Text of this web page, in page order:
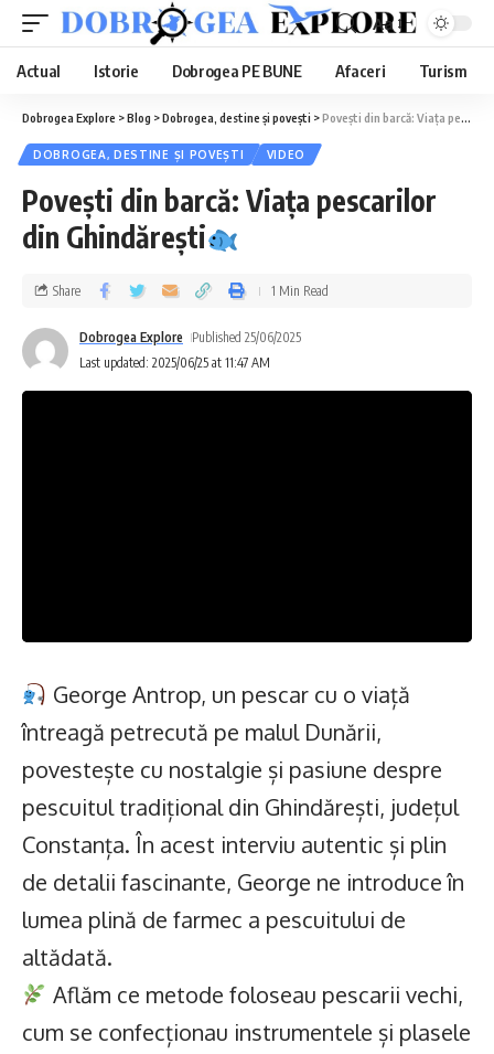
Aa
Actual Istorie Dobrogea PE BUNE Afaceri Turism
Dobrogea Explore >Blog >Dobrogea, destine și povești >Povești din barcă: Viața pescarilor din Ghindărești
DOBROGEA, DESTINE ȘI POVEȘTI VIDEO
Povești din barcă: Viața pescarilor
din Ghindărești
Last updated: 2025/06/25 at 11:47 AM
Dobrogea Explore Published 25/06/2025
Share 1 Min Read
George Antrop, un pescar cu o viață
întreagă petrecută pe malul Dunării,
povestește cu nostalgie și pasiune despre
pescuitul tradițional din Ghindărești, județul
Constanța. În acest interviu autentic și plin
de detalii fascinante, George ne introduce în
lumea plină de farmec a pescuitului de
altădată.
Aflăm ce metode foloseau pescarii vechi,
cum se confecționau instrumentele și plasele